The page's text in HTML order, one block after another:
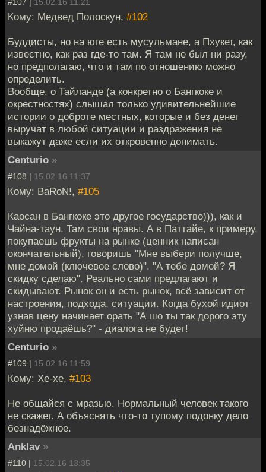
Кому: Медвед Полоскун, #102
Буддисты, но на юге есть мусульмане, а Пхукет, как
известно, как раз где-то там. Я там не был ни разу,
но предполагаю, что и там по отношению можно
определить.
Вообще, о Тайланде (а конкретно о Бангкоке и
окрестностях) слышал только удивительнейшие
истории о доброте местных, которые и без денег
выручат в любой ситуации и раздражения не
выкажут даже если их откровенно донимать.
Centurio »
#108 | 15.02.16 11:37
Кому: BaRoN!, #105
Каосан в Бангкоке это другое государство))), как и
Чайна-таун. Там свои нравы. А в Паттайе, к примеру,
покупаешь фрукты на рынке (ценник написан
окончательный), говоришь "Мне выбери получше,
мне домой (ключевое слово)". "А тебе домой? Я
скидку сделаю". Реально сами предлагают и
скидывают. Рынок он и есть рынок, всё зависит от
настроения, подхода, ситуации. Когда бухой идиот
узнав цену начинает орать "А шо ты так дорого эту
хуйню продаёшь?" - диалога не будет!
Centurio »
#109 | 15.02.16 11:59
Кому: Хе-хе, #103
Не общайся с мразью. Нормальный человек такого
не скажет. А объяснять что-то тупому подонку дело
безнадёжное.
Anklav »
#110 | 15.02.16 13:35